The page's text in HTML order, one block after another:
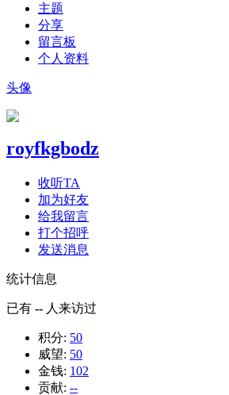
主题
分享
留言板
个人资料
头像
royfkgbodz
收听TA
加为好友
给我留言
打个招呼
发送消息
统计信息
已有 -- 人来访过
积分: 50
威望: 50
金钱: 102
贡献: --